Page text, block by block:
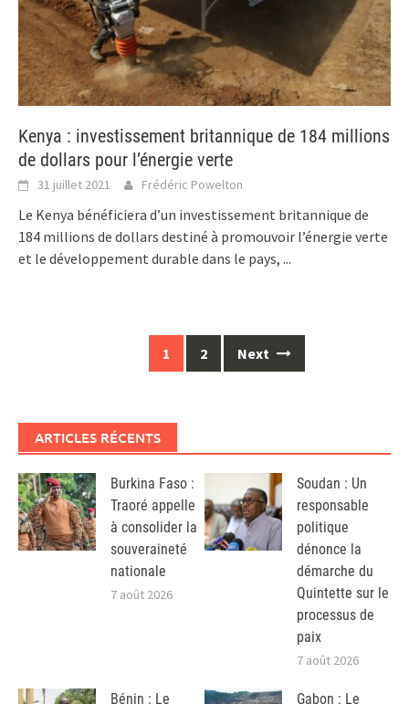
Kenya : investissement britannique de 184 millions
de dollars pour l’énergie verte
31 juillet 2021 Frédéric Powelton
Le Kenya bénéficiera d’un investissement britannique de
184 millions de dollars destiné à promouvoir l’énergie verte
et le développement durable dans le pays, ...
1 2 Next
ARTICLES RÉCENTS
Burkina Faso :
Traoré appelle
à consolider la
souveraineté
nationale
7 août 2026
Soudan : Un
responsable
politique
dénonce la
démarche du
Quintette sur le
processus de
paix
7 août 2026
Bénin : Le
Gabon : Le